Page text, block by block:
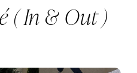
( In & Out )